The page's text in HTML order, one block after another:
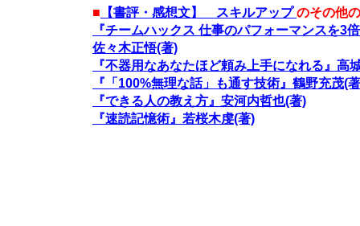
■ 【書評・感想文】 スキルアップのその他
『チームハックス 仕事のパフォーマンスを3
佐々木正悟(著)
『不器用なあなたほど頼み上手になれる』高
『「100%無理な話」も通す技術』鶴野充茂(
『できる人の教え方』安河内哲也(著)
『速読記憶術』若桜木虔(著)